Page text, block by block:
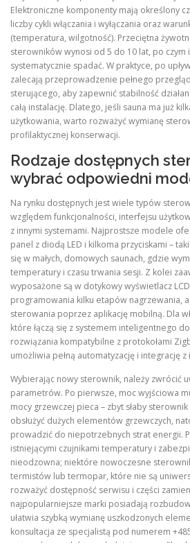
Elektroniczne komponenty mają określony
liczby cykli włączania i wyłączania oraz
(temperatura, wilgotność). Przeciętna
sterowników wynosi od 5 do 10 lat, po czym
systematycznie spadać. W praktyce, po
zalecają przeprowadzenie pełnego
sterującego, aby zapewnić stabilność
całą instalację. Dlatego, jeśli sauna ma już
użytkowania, warto rozważyć wymianę
profilaktycznej konserwacji.
Rodzaje dostępnych
wybrać odpowiedni
Na rynku dostępnych jest wiele typów
względem funkcjonalności, interfejsu
z innymi systemami. Najprostsze modele
panel z diodą LED i kilkoma przyciskami –
się w małych, domowych saunach, gdzie
temperatury i czasu trwania sesji. Z kolei
wyposażone są w dotykowy wyświetlacz
programowania kilku etapów nagrzewania,
sterowania poprzez aplikację mobilną. Dla
które łączą się z systemem inteligentnego
rozwiązania kompatybilne z protokołami
umożliwia pełną automatyzację i integrację
Wybierając nowy sterownik, należy zwrócić
parametrów. Po pierwsze, moc wyjściowa
mocy grzewczej pieca – zbyt słaby
obsłużyć dużych elementów grzewczych,
prowadzić do niepotrzebnych strat energii.
istniejącymi czujnikami temperatury i
nieodzowna; niektóre nowoczesne
termistów lub termopar, które nie są
rozważyć dostępność serwisu i części
najpopularniejsze marki posiadają
ułatwia szybką wymianę uszkodzonych
konsultacja ze specjalistą pod numerem